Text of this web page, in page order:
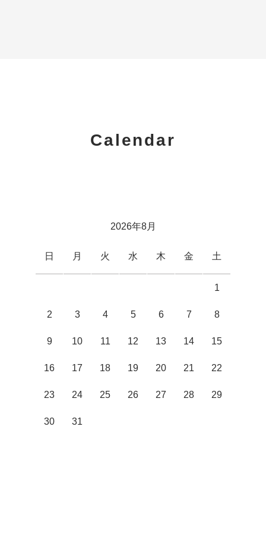
Calendar
2026年8月
日 月 火 水 木 金 土
1
2 3 4 5 6 7 8
9 10 11 12 13 14 15
16 17 18 19 20 21 22
23 24 25 26 27 28 29
30 31